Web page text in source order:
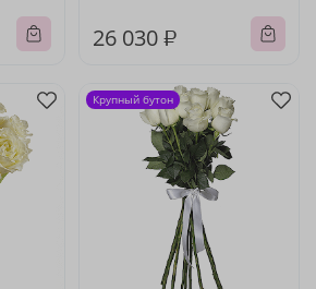
26 030 ₽
Крупный бутон